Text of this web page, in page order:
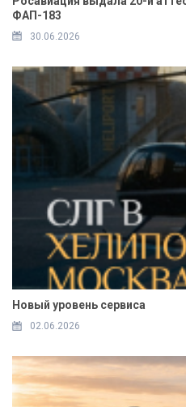
ФАП-183
30.06.2026
Новый уровень сервиса
02.06.2026